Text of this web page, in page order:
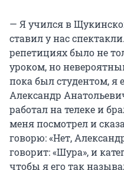
— Я учился в
ставил у нас
репетициях было не
уроком, но
пока был студентом, я
Александр
работал на телеке и
меня посмотрел и
говорю: «Нет,
говорит: «Шура», и
чтобы я его так